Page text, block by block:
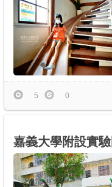
5 0
嘉義大學附設實